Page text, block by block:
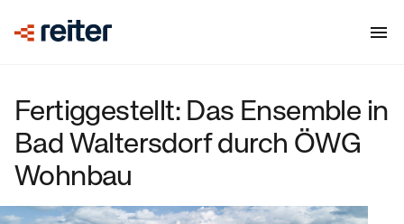
Fertiggestellt: Das Ensemble in
Bad Waltersdorf durch ÖWG
Wohnbau